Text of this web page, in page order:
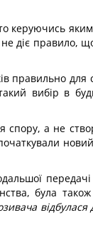
керуючись
діє правило,
правильно для
вибір в
спору, а не
новий
була також